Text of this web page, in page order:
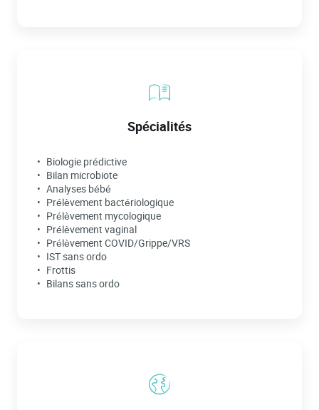
Spécialités
Biologie prédictive
Bilan microbiote
Analyses bébé
Prélèvement bactériologique
Prélèvement mycologique
Prélèvement vaginal
Prélèvement COVID/Grippe/VRS
IST sans ordo
Frottis
Bilans sans ordo